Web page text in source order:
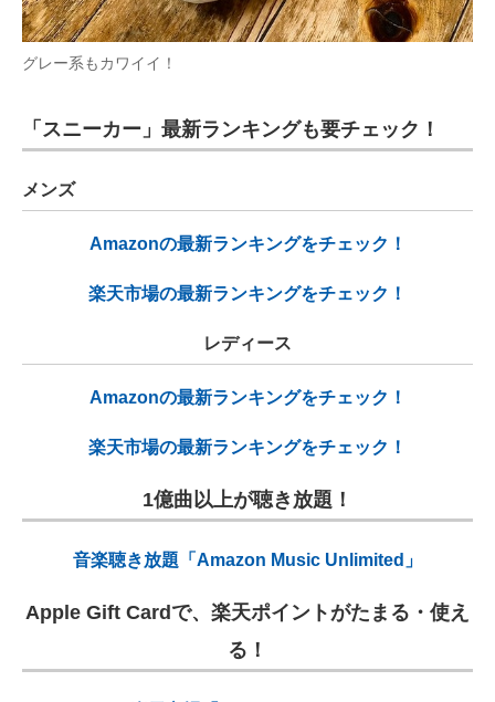
グレー系もカワイイ！
「スニーカー」最新ランキングも要チェック！
メンズ
Amazonの最新ランキングをチェック！
楽天市場の最新ランキングをチェック！
レディース
Amazonの最新ランキングをチェック！
楽天市場の最新ランキングをチェック！
1億曲以上が聴き放題！
音楽聴き放題「Amazon Music Unlimited」
Apple Gift Cardで、楽天ポイントがたまる・使え
る！